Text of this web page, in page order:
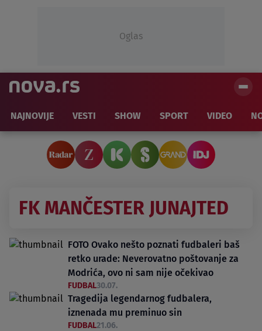
Oglas
NAJNOVIJE VESTI SHOW SPORT VIDEO
FK MANČESTER JUNAJTED
FOTO Ovako nešto poznati fudbaleri baš
retko urade: Neverovatno poštovanje za
Modrića, ovo ni sam nije očekivao
FUDBAL30.07.
Tragedija legendarnog fudbalera,
iznenada mu preminuo sin
FUDBAL21.06.